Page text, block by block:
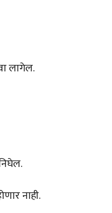
लागेल.
नाही.